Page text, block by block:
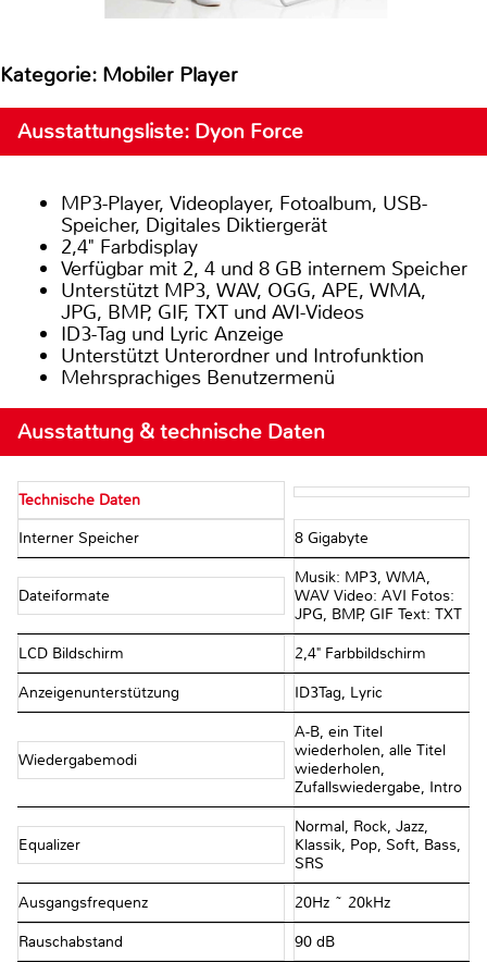
Kategorie: Mobiler Player
Ausstattungsliste: Dyon Force
MP3-Player, Videoplayer, Fotoalbum, USB-
Speicher, Digitales Diktiergerät
2,4" Farbdisplay
Verfügbar mit 2, 4 und 8 GB internem Speicher
Unterstützt MP3, WAV, OGG, APE, WMA,
JPG, BMP, GIF, TXT und AVI-Videos
ID3-Tag und Lyric Anzeige
Unterstützt Unterordner und Introfunktion
Mehrsprachiges Benutzermenü
Ausstattung & technische Daten
Technische Daten
Interner Speicher 8 Gigabyte
Dateiformate
Musik: MP3, WMA,
WAV Video: AVI Fotos:
JPG, BMP, GIF Text: TXT
LCD Bildschirm 2,4" Farbbildschirm
Anzeigenunterstützung ID3Tag, Lyric
Wiedergabemodi
A-B, ein Titel
wiederholen, alle Titel
wiederholen,
Zufallswiedergabe, Intro
Equalizer
Normal, Rock, Jazz,
Klassik, Pop, Soft, Bass,
SRS
Ausgangsfrequenz 20Hz ~ 20kHz
Rauschabstand 90 dB